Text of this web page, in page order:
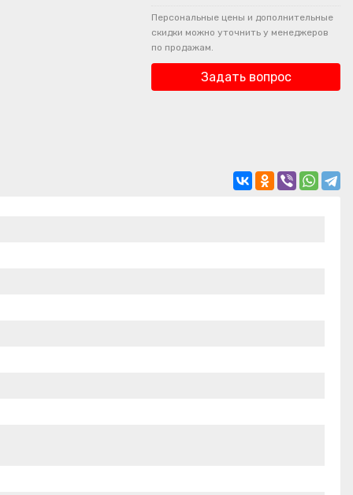
Персональные цены и дополнительные
скидки можно уточнить у менеджеров
по продажам.
Задать вопрос